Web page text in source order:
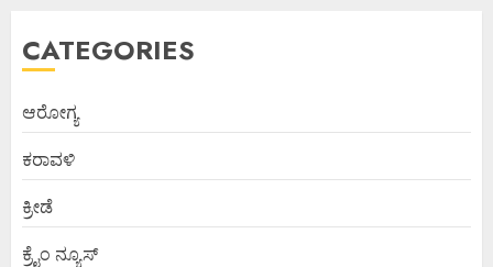
CATEGORIES
ಆರೋಗ್ಯ
ಕರಾವಳಿ
ಕ್ರೀಡೆ
ಕ್ರೈಂ ನ್ಯೂಸ್